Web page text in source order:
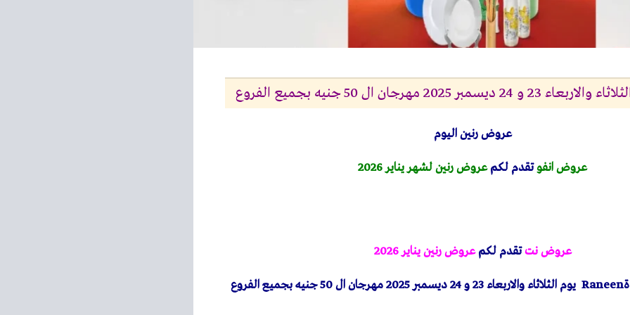
2025 مهرجان ال 50 جنيه بجميع الفروع
عروض رنين اليوم
عروض انفوتقدم لكمعروض رنين لشهر يناير 2026
عروض نتتقدم لكمعروض رنين يناير 2026
Raneen يوم الثلاثاء والاربعاء 23 و 24 ديسمبر 2025 مهرجان ال 50 جنيه بجميع الفروع